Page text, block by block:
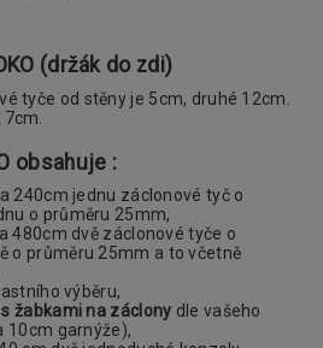
(držák do zdi)
tyče od stěny je 5cm, druhé 12cm.
obsahuje :
240cm jednu záclonové tyč o
o průměru 25mm,
480cm dvě záclonové tyče o
o průměru 25mm a to včetně
výběru,
žabkami na záclony dle vašeho
10cm garnýže),